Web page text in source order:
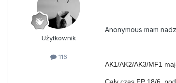
Użytkownik
116
Anonymous mam
AK1/AK2/AK3/MF1